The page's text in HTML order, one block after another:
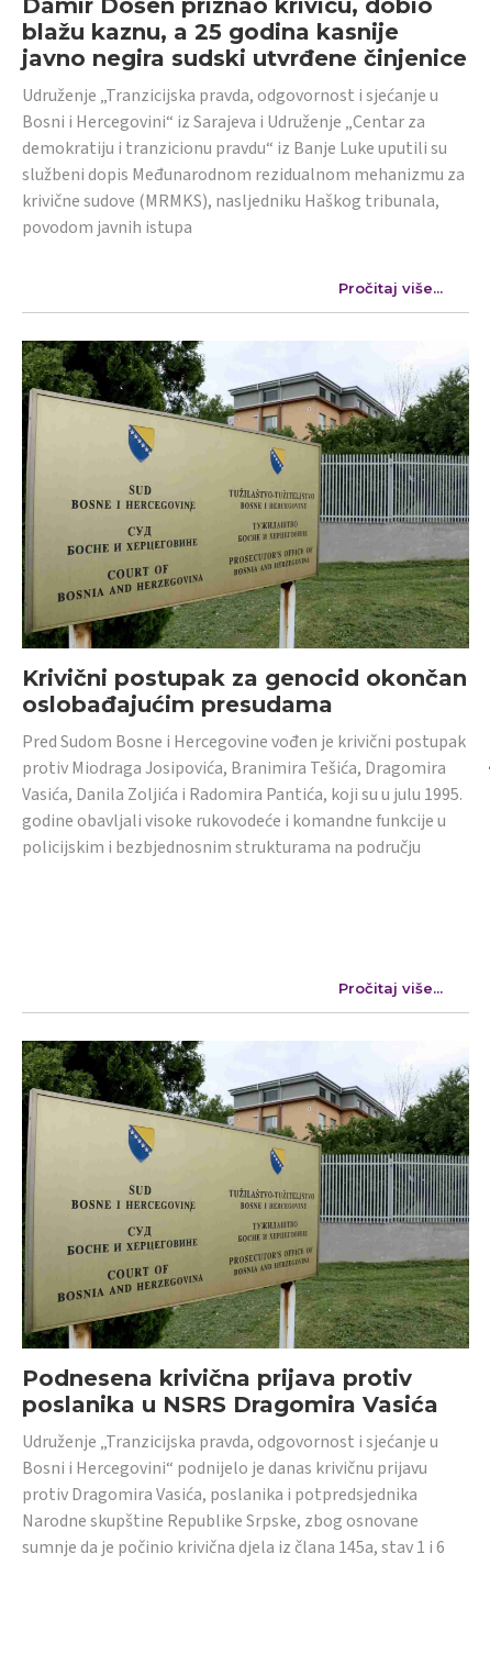
blažu kaznu, a 25 godina kasnije
javno negira sudski utvrđene činjenice
Udruženje „Tranzicijska pravda, odgovornost i sjećanje u
Bosni i Hercegovini“ iz Sarajeva i Udruženje „Centar za
demokratiju i tranzicionu pravdu“ iz Banje Luke uputili su
službeni dopis Međunarodnom rezidualnom mehanizmu za
krivične sudove (MRMKS), nasljedniku Haškog tribunala,
povodom javnih istupa
Pročitaj više...
Krivični postupak za genocid okončan
oslobađajućim presudama
Pred Sudom Bosne i Hercegovine vođen je krivični postupak
protiv Miodraga Josipovića, Branimira Tešića, Dragomira
Vasića, Danila Zoljića i Radomira Pantića, koji su u julu 1995.
godine obavljali visoke rukovodeće i komandne funkcije u
policijskim i bezbjednosnim strukturama na području
Pročitaj više...
Podnesena krivična prijava protiv
poslanika u NSRS Dragomira Vasića
Udruženje „Tranzicijska pravda, odgovornost i sjećanje u
Bosni i Hercegovini“ podnijelo je danas krivičnu prijavu
protiv Dragomira Vasića, poslanika i potpredsjednika
Narodne skupštine Republike Srpske, zbog osnovane
sumnje da je počinio krivična djela iz člana 145a, stav 1 i 6